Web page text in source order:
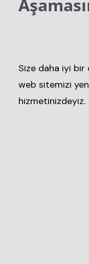
Size daha iyi
web sitemizi
hizmetinizdeyiz.